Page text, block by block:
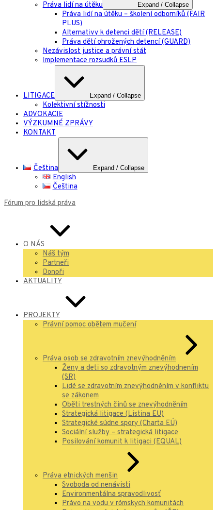
Práva lidí na útěku Expand / Collapse
Práva lidí na útěku – školení odborníků (FAIR
PLUS)
Alternativy k detenci dětí (RELEASE)
Práva dětí ohrožených detencí (GUARD)
Nezávislost justice a právní stát
Implementace rozsudků ESLP
LITIGACE Expand / Collapse
Kolektivní stížnosti
ADVOKACIE
VÝZKUMNÉ ZPRÁVY
KONTAKT
Čeština Expand / Collapse
English
Čeština
Fórum pro lidská práva
O NÁS
Náš tým
Partneři
Donoři
AKTUALITY
PROJEKTY
Právní pomoc obětem mučení
Práva osob se zdravotním znevýhodněním
Ženy a deti so zdravotným znevýhodnením
(SR)
Lidé se zdravotním znevýhodněním v konfliktu
se zákonem
Oběti trestných činů se znevýhodněním
Strategická litigace (Listina EU)
Strategické súdne spory (Charta EÚ)
Sociální služby – strategická litigace
Posilování komunit k litigaci (EQUAL)
Práva etnických menšin
Svoboda od nenávisti
Environmentálna spravodlivosť
Právo na vodu v rómskych komunitách